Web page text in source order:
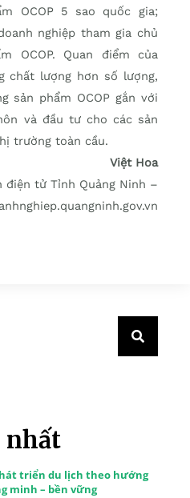
OCOP 5 sao quốc gia;
nghiệp tham gia chủ
OCOP. Quan điểm của
chất lượng hơn số lượng,
sản phẩm OCOP gắn với
và đầu tư cho các sản
trường toàn cầu.
Việt Hoa
điện tử Tỉnh Qu​ảng Ninh –
nhất
triển du lịch theo hướng
minh – bền vững